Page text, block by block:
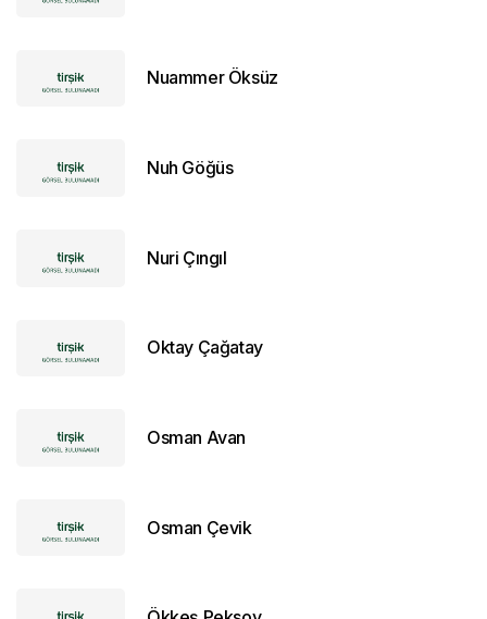
Nuammer Öksüz
Nuh Göğüs
Nuri Çıngıl
Oktay Çağatay
Osman Avan
Osman Çevik